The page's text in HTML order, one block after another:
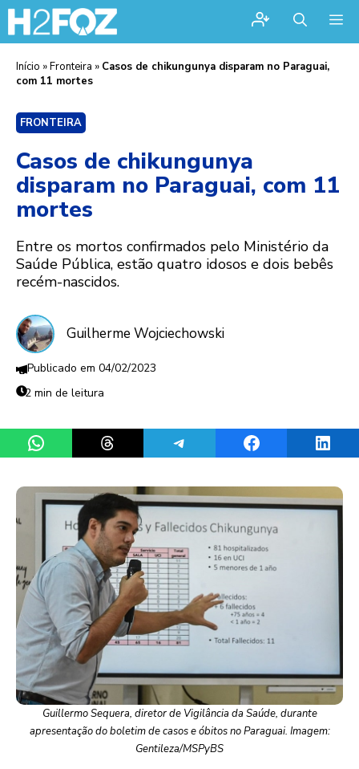
Início »Fronteira » Casos de chikungunya disparam no Paraguai,
com 11 mortes
FRONTEIRA
Casos de chikungunya
disparam no Paraguai, com 11
mortes
Entre os mortos confirmados pelo Ministério da
Saúde Pública, estão quatro idosos e dois bebês
recém-nascidos.
Guilherme Wojciechowski
04/02/2023
2 min de leitura
Share on WhatsAppShare on ThreadsShare on TelegramShare on Facebook
Guillermo Sequera, diretor de Vigilância da Saúde, durante
apresentação do boletim de casos e óbitos no Paraguai. Imagem:
Gentileza/MSPyBS